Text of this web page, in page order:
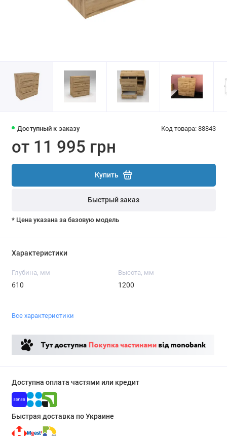
Доступный к заказу Код товара: 88843
от 11 995 грн
Купить
Быстрый заказ
* Цена указана за базовую модель
Характеристики
Глубина, мм
610
Высота, мм
1200
Все характеристики
Доступна оплата частями или кредит
Быстрая доставка по Украине